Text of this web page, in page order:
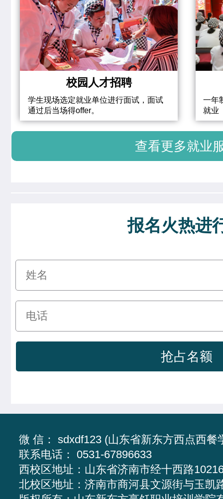
校园人才招聘
学生现场选定就业单位进行面试，面试
通过后当场得offer。
一年
就业
查看更多就业
报名火热进
微 信： sdxdf123 (山东省新东方西点西餐
联系电话： 0531-67896633
西校区地址： 山东省济南市经十西路
北校区地址： 济南市商河县文源街与玉凯